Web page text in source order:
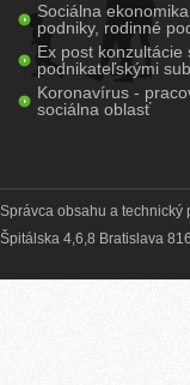
Sociálna
podniky, rodinné
Ex post konzultácie
podnikateľskými
Koronavírus -
sociálna oblasť
Správca obsahu a
Špitálska 4,6,8 Bratislava